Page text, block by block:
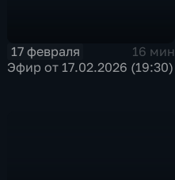
17 февраля
16 мин
Эфир от 17.02.2026 (19:30)